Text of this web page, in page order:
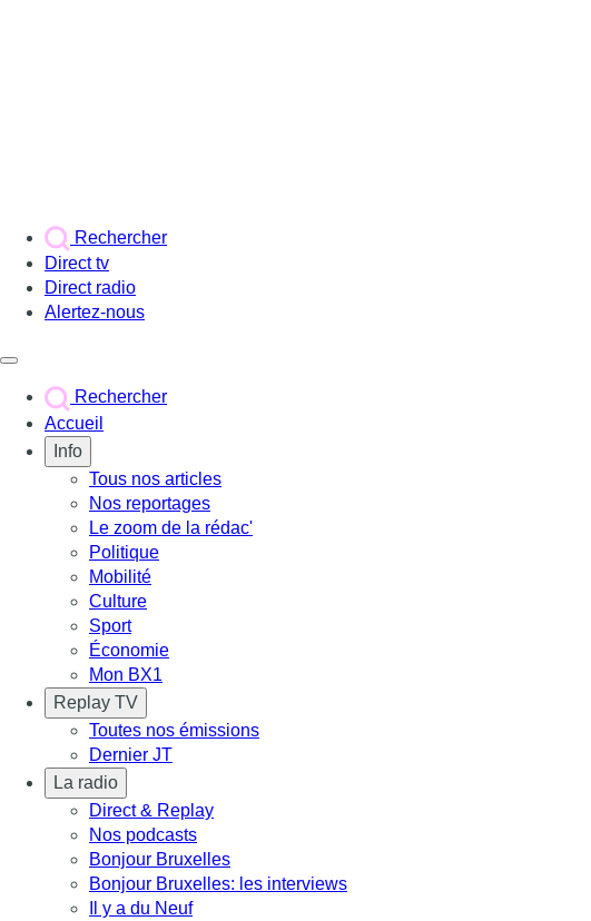
Rechercher
Direct tv
Direct radio
Alertez-nous
Rechercher
Accueil
Info
Tous nos articles
Nos reportages
Le zoom de la rédac'
Politique
Mobilité
Culture
Sport
Économie
Mon BX1
Replay TV
Toutes nos émissions
Dernier JT
La radio
Direct & Replay
Nos podcasts
Bonjour Bruxelles
Bonjour Bruxelles: les interviews
Il y a du Neuf